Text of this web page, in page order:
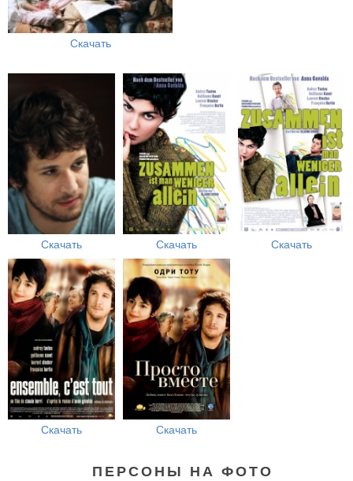
Скачать
Скачать Скачать Скачать
Скачать Скачать
ПЕРСОНЫ НА ФОТО